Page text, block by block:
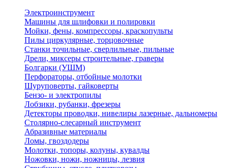
Электроинструмент
Машины для шлифовки и полировки
Мойки, фены, компрессоры, краскопульты
Пилы циркулярные, торцовочные
Станки точильные, сверлильные, пильные
Дрели, миксеры строительные, граверы
Болгарки (УШМ)
Перфораторы, отбойные молотки
Шуруповерты, гайковерты
Бензо- и электропилы
Лобзики, рубанки, фрезеры
Детекторы проводки, нивелиры лазерные, дальномеры
Столярно-слесарный инструмент
Абразивные материалы
Ломы, гвоздодеры
Молотки, топоры, колуны, кувалды
Ножовки, ножи, ножницы, лезвия